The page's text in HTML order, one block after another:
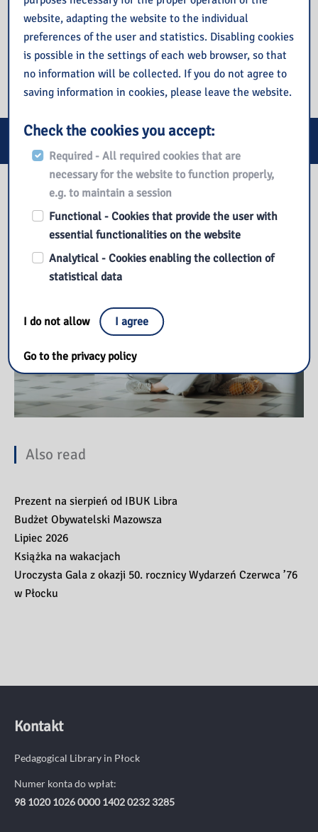
Wszystkim uczestnikom gratulujemy pasji i lekkiego pióra!
E-services
Our library
Also read
Prezent na sierpień od IBUK Libra
Budżet Obywatelski Mazowsza
Lipiec 2026
Książka na wakacjach
Uroczysta Gala z okazji 50. rocznicy Wydarzeń Czerwca ’76
w Płocku
Kontakt
Pedagogical Library in Płock
Numer konta do wpłat:
98 1020 1026 0000 1402 0232 3285
website, adapting the website to the individual
preferences of the user and statistics. Disabling cookies
is possible in the settings of each web browser, so that
no information will be collected. If you do not agree to
saving information in cookies, please leave the website.
Check the cookies you accept:
Required - All required cookies that are
necessary for the website to function properly,
e.g. to maintain a session
Functional - Cookies that provide the user with
essential functionalities on the website
Analytical - Cookies enabling the collection of
statistical data
I do not allow I agree
Go to the privacy policy